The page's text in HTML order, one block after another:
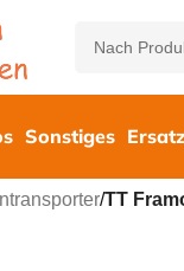
Sonstiges
/TT